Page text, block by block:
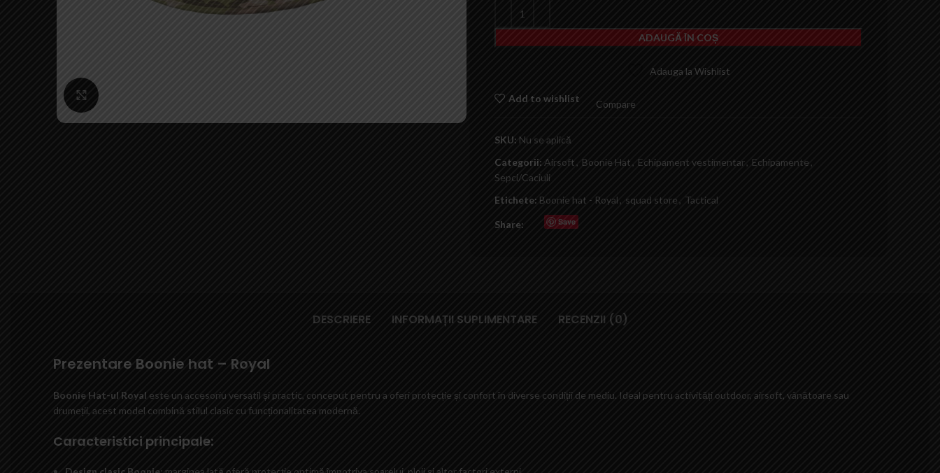
ADAUGĂ ÎN COȘ
Adauga la Wishlist
Add to wishlist
Compare
SKU: Nu se aplică
Categorii: Airsoft, Boonie Hat, Echipament vestimentar, Echipamente ,
Sepci/Caciuli
Etichete: Boonie hat - Royal , squad store, Tactical
Share: Save
DESCRIERE INFORMAȚII SUPLIMENTARE RECENZII (0)
Prezentare Boonie hat – Royal
Boonie Hat-ul Royal este un accesoriu versatil și practic, conceput pentru a oferi protecție și confort în diverse condiții de mediu. Ideal pentru activități outdoor, airsoft, vânătoare sau
drumeții, acest model combină stilul clasic cu funcționalitatea modernă.
Caracteristici principale: